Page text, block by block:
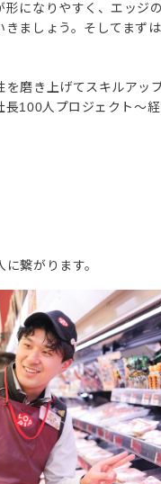
になりやすく、エッジ
ましょう。そしてまず
磨き上げてスキルアッ
100人プロジェクト～
繋がります。